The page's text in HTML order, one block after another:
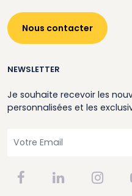
Nous contacter
NEWSLETTER
Je souhaite recevoir les
personnalisées et les